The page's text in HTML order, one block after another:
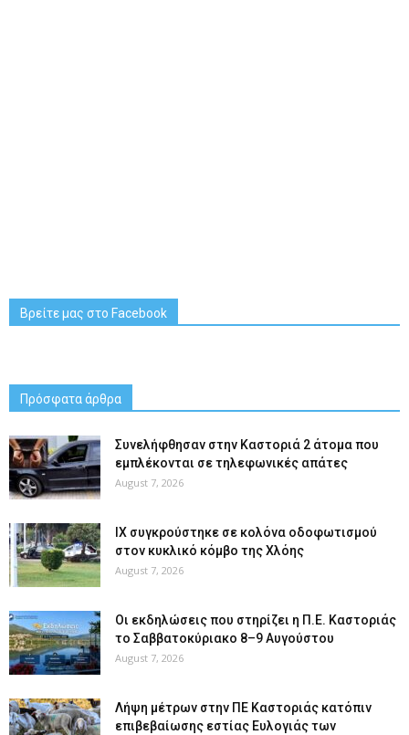
Βρείτε μας στο Facebook
Πρόσφατα άρθρα
Συνελήφθησαν στην Καστοριά 2 άτομα που
εμπλέκονται σε τηλεφωνικές απάτες
August 7, 2026
ΙΧ συγκρούστηκε σε κολόνα οδοφωτισμού
στον κυκλικό κόμβο της Χλόης
August 7, 2026
Οι εκδηλώσεις που στηρίζει η Π.Ε. Καστοριάς
το Σαββατοκύριακο 8–9 Αυγούστου
August 7, 2026
Λήψη μέτρων στην ΠΕ Καστοριάς κατόπιν
επιβεβαίωσης εστίας Ευλογιάς των